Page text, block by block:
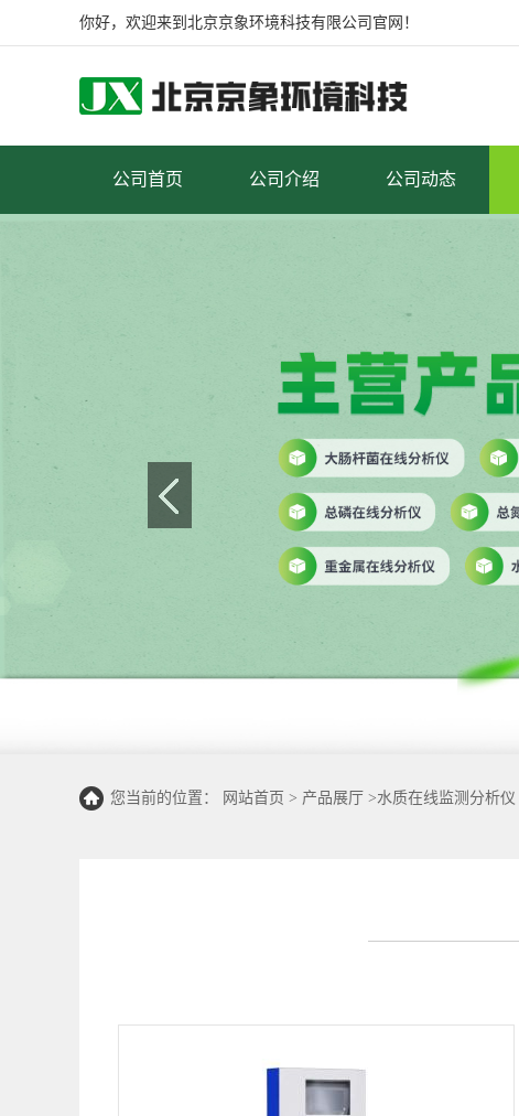
你好，欢迎来到北京京象环境科技有限公司官网！
公司首页 公司介绍 公司动态
您当前的位置： 网站首页 > 产品展厅 >水质在线监测分析仪